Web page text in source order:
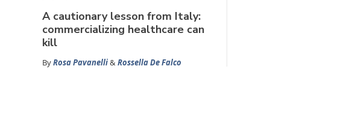
A cautionary lesson from Italy:
commercializing healthcare can
kill
ByRosa Pavanelli&Rossella De Falco